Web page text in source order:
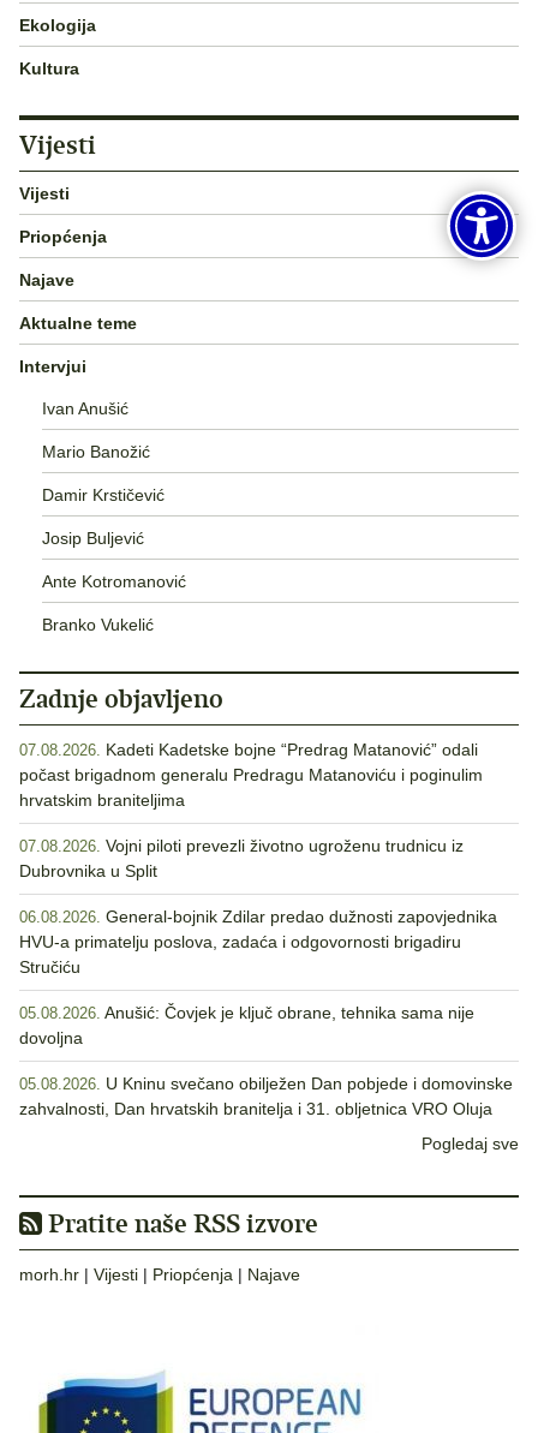
Ekologija
Kultura
Vijesti
Vijesti
Priopćenja
Najave
Aktualne teme
Intervjui
Ivan Anušić
Mario Banožić
Damir Krstičević
Josip Buljević
Ante Kotromanović
Branko Vukelić
Zadnje objavljeno
07.08.2026. Kadeti Kadetske bojne “Predrag Matanović” odali
počast brigadnom generalu Predragu Matanoviću i poginulim
hrvatskim braniteljima
07.08.2026. Vojni piloti prevezli životno ugroženu trudnicu iz
Dubrovnika u Split
06.08.2026. General-bojnik Zdilar predao dužnosti zapovjednika
HVU-a primatelju poslova, zadaća i odgovornosti brigadiru
Stručiću
05.08.2026. Anušić: Čovjek je ključ obrane, tehnika sama nije
dovoljna
05.08.2026. U Kninu svečano obilježen Dan pobjede i domovinske
zahvalnosti, Dan hrvatskih branitelja i 31. obljetnica VRO Oluja
Pogledaj sve
Pratite naše RSS izvore
morh.hr | Vijesti | Priopćenja | Najave